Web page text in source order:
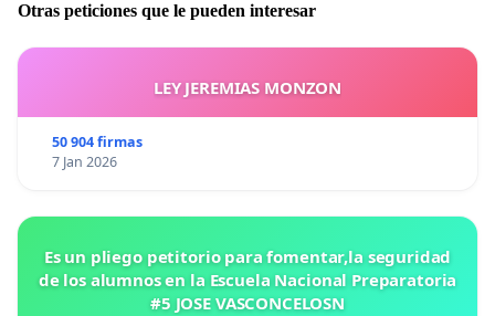
Otras peticiones que le pueden interesar
LEY JEREMIAS MONZON
50 904 firmas
7 Jan 2026
Es un pliego petitorio para fomentar,la seguridad
de los alumnos en la Escuela Nacional Preparatoria
#5 JOSE VASCONCELOSN